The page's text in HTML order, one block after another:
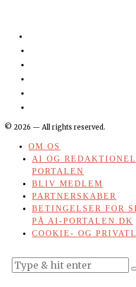
© 2026 — All rights reserved.
OM OS
AI OG
PORTALEN
BLIV MEDLEM
PARTNERSKABER
BETINGELSER FOR
PÅ AI-PORTALEN.DK
COOKIE- OG